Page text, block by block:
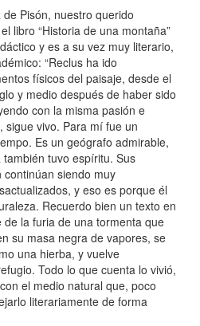
Pisón, nuestro querido
libro “Historia de una montaña”
y es a su vez muy literario,
“Reclus ha ido
físicos del paisaje, desde el
y medio después de haber sido
con la misma pasión e
sigue vivo. Para mí fue un
Es un geógrafo admirable,
tuvo espíritu. Sus
siendo muy
y eso es porque él
Recuerdo bien un texto en
la furia de una tormenta que
su masa negra de vapores, se
una hierba, y vuelve
Todo lo que cuenta lo vivió,
el medio natural que, poco
literariamente de forma